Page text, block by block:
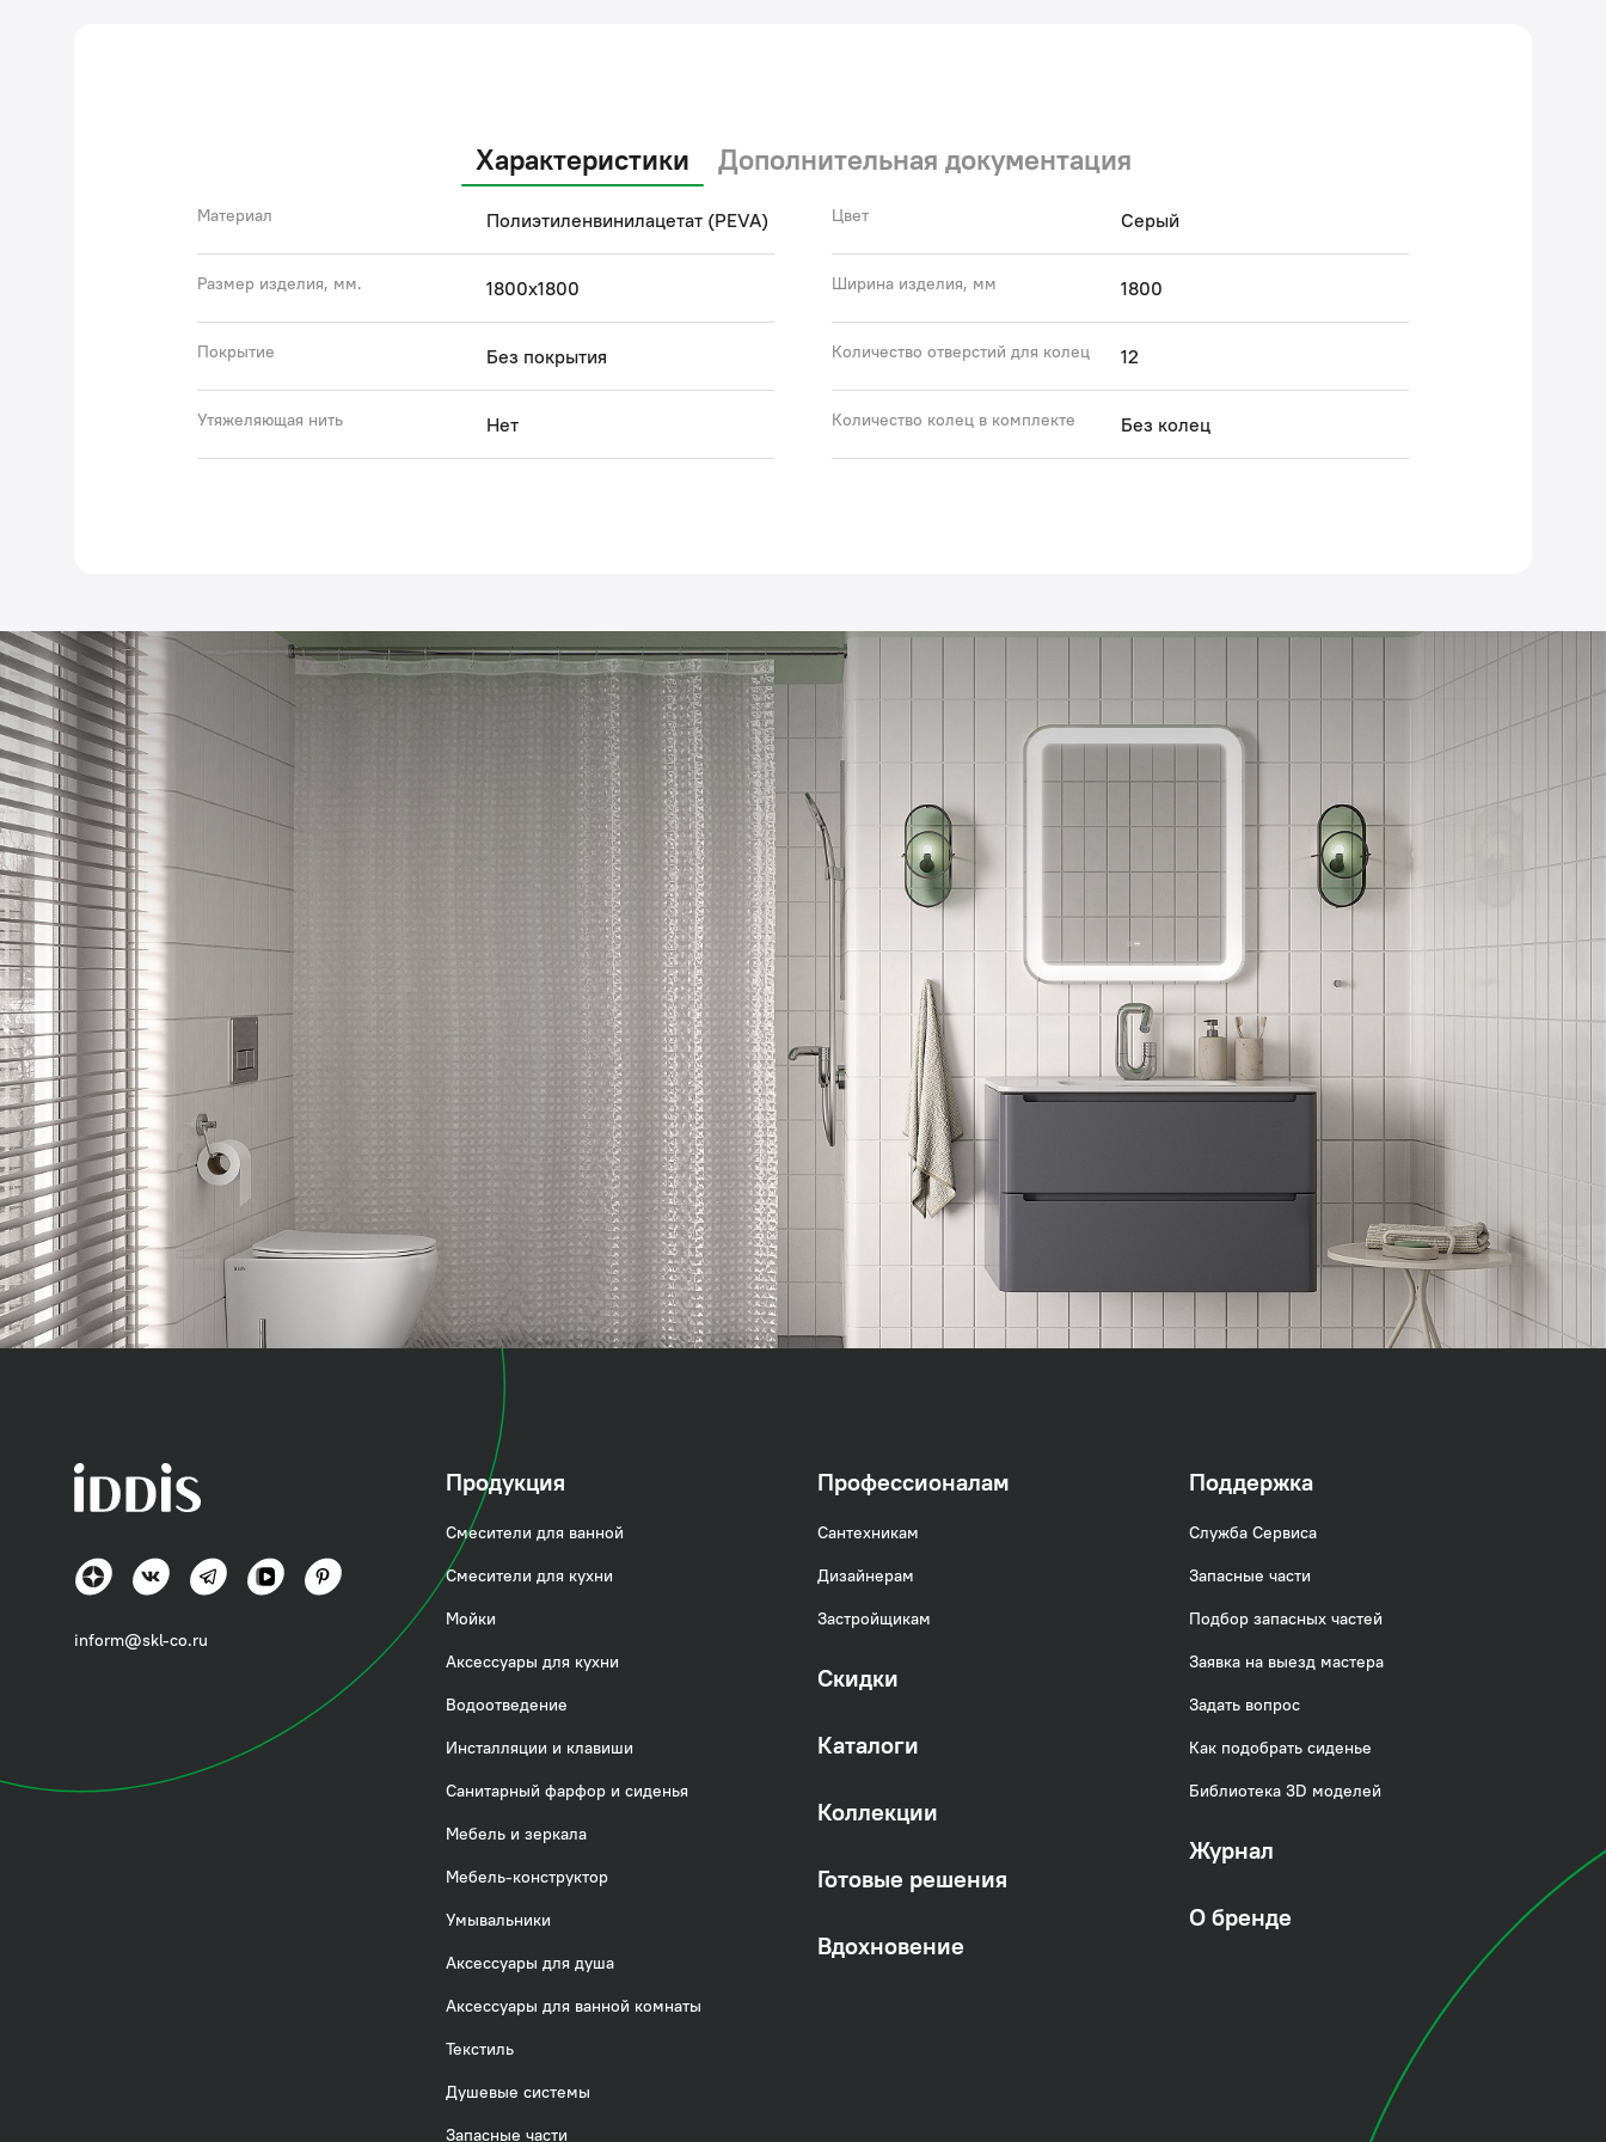
Характеристики Дополнительная документация
Материал Полиэтиленвинилацетат (PEVA) Цвет Серый
Размер изделия, мм. 1800x1800 Ширина изделия, мм 1800
Покрытие Без покрытия Количество отверстий для колец 12
Утяжеляющая нить Нет Количество колец в комплекте Без колец
Промо (Promo)
inform@skl-co.ru
Продукция
Смесители для ванной
Смесители для кухни
Мойки
Аксессуары для кухни
Водоотведение
Инсталляции и клавиши
Санитарный фарфор и сиденья
Мебель и зеркала
Мебель-конструктор
Умывальники
Аксессуары для душа
Аксессуары для ванной комнаты
Текстиль
Душевые системы
Запасные части
Профессионалам
Сантехникам
Дизайнерам
Застройщикам
Скидки
Каталоги
Коллекции
Готовые решения
Вдохновение
Поддержка
Служба Сервиса
Запасные части
Подбор запасных частей
Заявка на выезд мастера
Задать вопрос
Как подобрать сиденье
Библиотека 3D моделей
Журнал
О бренде